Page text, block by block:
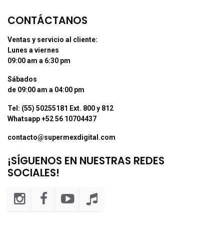
CONTÁCTANOS
Ventas y servicio al cliente:
Lunes a viernes
09:00 am a 6:30 pm
Sábados
de 09:00 am a 04:00 pm
Tel: (55) 50255181 Ext. 800 y 812
Whatsapp +52 56 10704437
contacto@supermexdigital.com
¡SÍGUENOS EN NUESTRAS REDES
SOCIALES!